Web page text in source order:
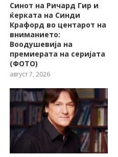
Синот на Ричард Гир и
ќерката на Синди
Крафорд во центарот на
вниманието:
Воодушевија на
премиерата на серијата
(ФОТО)
август 7, 2026